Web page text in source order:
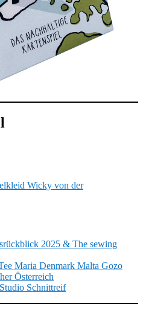
Wicky von der
2025 & The sewing
Maria Denmark Malta Gozo
Österreich
Schnittreif